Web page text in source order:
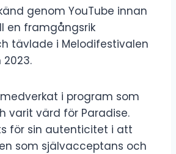
genom YouTube innan
en framgångsrik
tävlade i Melodifestivalen
i program som
varit värd för Paradise.
för sin autenticitet i att
som självacceptans och